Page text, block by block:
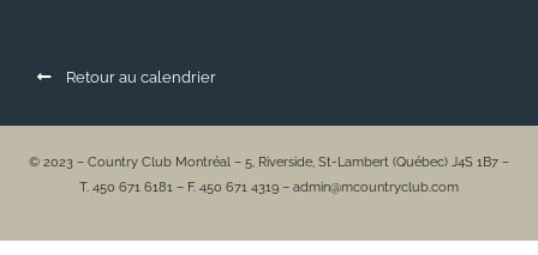
Retour au calendrier
© 2023 – Country Club Montréal – 5, Riverside, St-Lambert (Québec) J4S 1B7 –
T. 450 671 6181 – F. 450 671 4319 – admin@mcountryclub.com